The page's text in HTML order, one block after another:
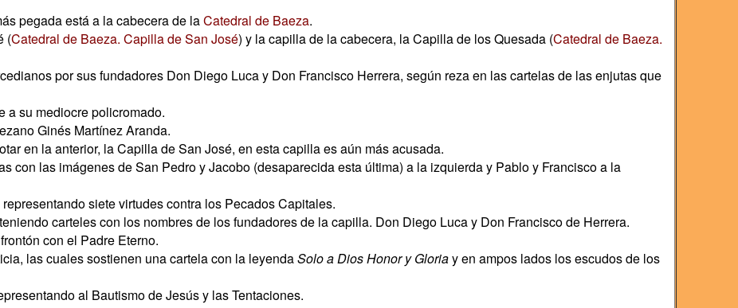
pegada está a la cabecera de laCatedral de Baeza.
(Catedral de Baeza. Capilla de San José) y la capilla de la cabecera, la Capilla de los Quesada (Catedral de Baeza.
por sus fundadores Don Diego Luca y Don Francisco Herrera, según reza en las cartelas de las enjutas que
a su mediocre policromado.
Ginés Martínez Aranda.
en la anterior, la Capilla de San José, en esta capilla es aún más acusada.
con las imágenes de San Pedro y Jacobo (desaparecida esta última) a la izquierda y Pablo y Francisco a la
siete virtudes contra los Pecados Capitales.
carteles con los nombres de los fundadores de la capilla. Don Diego Luca y Don Francisco de Herrera.
con el Padre Eterno.
las cuales sostienen una cartela con la leyendaSolo a Dios Honor y Gloriay en ampos lados los escudos de los
al Bautismo de Jesús y las Tentaciones.